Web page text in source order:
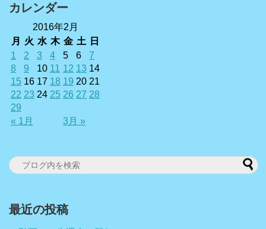
カレンダー
2016年2月
月
火 水 木 金 土 日
« 1月 3月 »
1 2 3 4 5 6
7
8
9 10 11 12 13 14
15 16 17 18 19 20 21
22 23 24 25 26 27 28
29
最近の投稿